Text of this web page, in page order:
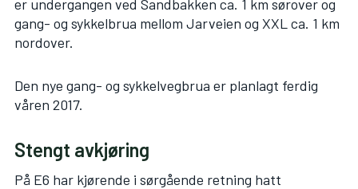
er undergangen ved Sandbakken ca. 1 km sørover og
gang- og sykkelbrua mellom Jarveien og XXL ca. 1 km
nordover.
Den nye gang- og sykkelvegbrua er planlagt ferdig
våren 2017.
Stengt avkjøring
På E6 har kjørende i sørgående retning hatt